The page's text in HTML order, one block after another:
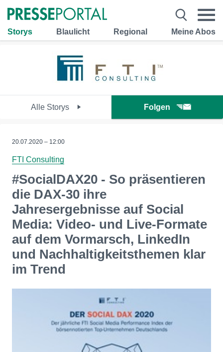
Storys Blaulicht Regional Meine Abos
Alle Storys Folgen
20.07.2020 – 12:00
FTI Consulting
#SocialDAX20 - So präsentieren
die DAX-30 ihre
Jahresergebnisse auf Social
Media: Video- und Live-Formate
auf dem Vormarsch, LinkedIn
und Nachhaltigkeitsthemen klar
im Trend